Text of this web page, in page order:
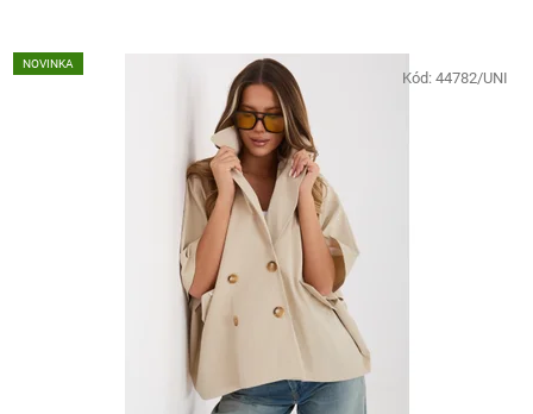
NOVINKA
Kód: 44782/UNI